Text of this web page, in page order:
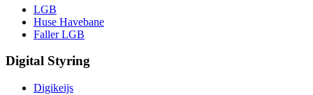
LGB
Huse Havebane
Faller LGB
Digital Styring
Digikeijs